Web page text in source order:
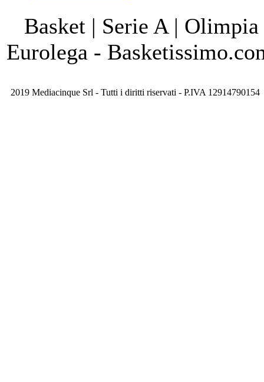
Basket | Serie A |
Eurolega -
2019 Mediacinque Srl - Tutti i diritti riservati - P.IVA 12914790154